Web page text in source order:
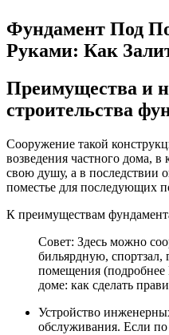
Фундамент Под
Руками: Как
Преимущества и
строительства
Сооружение такой
возведения частного дома, в
свою душу, а в последствии
поместье для последующих
К преимуществам
Совет: Здесь можно
бильярдную, спортзал,
помещения (подробнее
доме: как сделать
Устройство
обслуживания. Если по